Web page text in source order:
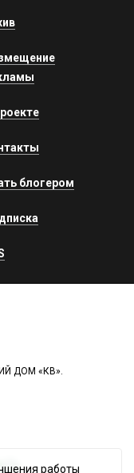
блогером
ДОМ «КВ».
работы